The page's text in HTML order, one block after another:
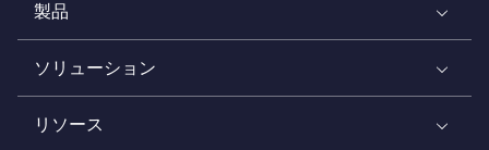
製品
ソリューション
リソース